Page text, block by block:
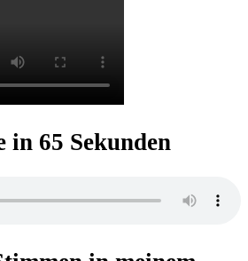
in 65 Sekunden